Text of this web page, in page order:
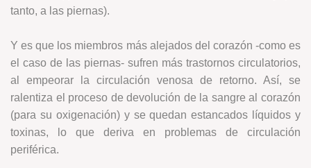
tanto, a las piernas).
Y es que los miembros más alejados del corazón -como es
el caso de las piernas- sufren más trastornos circulatorios,
al empeorar la circulación venosa de retorno. Así, se
ralentiza el proceso de devolución de la sangre al corazón
(para su oxigenación) y se quedan estancados líquidos y
toxinas, lo que deriva en problemas de circulación
periférica.